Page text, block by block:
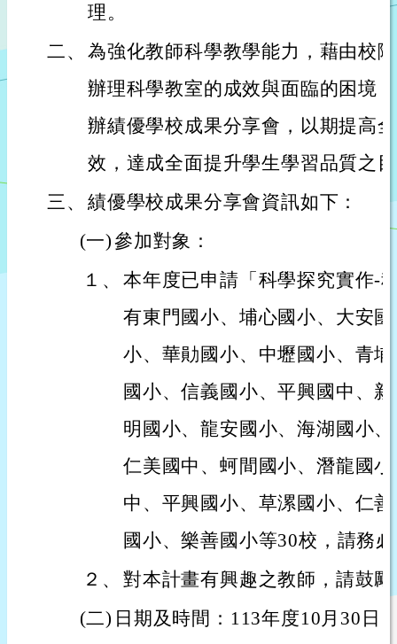
理。
二、 為強化教師科學教學能力，藉由校
辦理科學教室的成效與面臨的困境
辦績優學校成果分享會，以期提高
效，達成全面提升學生學習品質之
三、 績優學校成果分享會資訊如下：
(一)參加對象：
１、 本年度已申請「科學探究實作-
有東門國小、埔心國小、大安
小、華勛國小、中壢國小、青
國小、信義國小、平興國中、
明國小、龍安國小、海湖國小
仁美國中、蚵間國小、潛龍國
中、平興國小、草漯國小、仁
國小、樂善國小等30校，請務
２、 對本計畫有興趣之教師，請鼓
(二) 日期及時間：113年度10月30日